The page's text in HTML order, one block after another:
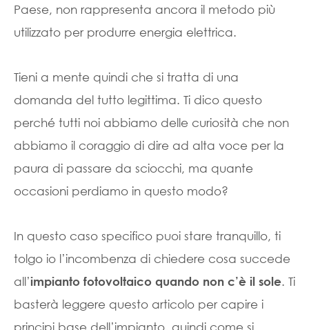
Paese, non rappresenta ancora il metodo più
utilizzato per produrre energia elettrica.
Tieni a mente quindi che si tratta di una
domanda del tutto legittima. Ti dico questo
perché tutti noi abbiamo delle curiosità che non
abbiamo il coraggio di dire ad alta voce per la
paura di passare da sciocchi, ma quante
occasioni perdiamo in questo modo?
In questo caso specifico puoi stare tranquillo, ti
tolgo io l’incombenza di chiedere cosa succede
all’impianto fotovoltaico quando non c’è il sole. Ti
basterà leggere questo articolo per capire i
principi base dell’impianto, quindi come si